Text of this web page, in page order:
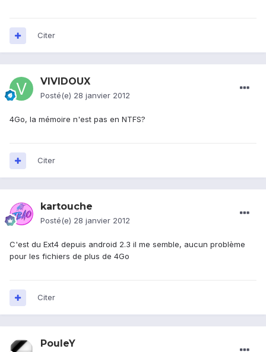
Citer
VIVIDOUX
Posté(e) 28 janvier 2012
4Go, la mémoire n'est pas en NTFS?
Citer
kartouche
Posté(e) 28 janvier 2012
C'est du Ext4 depuis android 2.3 il me semble, aucun problème
pour les fichiers de plus de 4Go
Citer
PouleY